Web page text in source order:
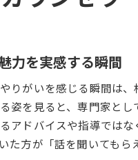
力を実感する瞬間
りがいを感じる瞬間は
姿を見ると、専門家とし
アドバイスや指導では
た方が「話を聞いても